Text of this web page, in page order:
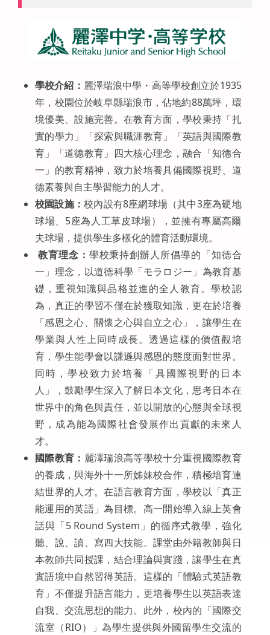
學校介紹： 麗澤瑞浪中學・高等學校創立於1935
年，校園位於岐阜縣瑞浪市，佔地約88萬坪，環
境優美、設施完善。在教育方面，學校秉持「扎
實的學力」「探索與職涯教育」「英語與國際教
育」「道德教育」四大核心理念，融合「知德合
一」的教育精神，致力於培養具備國際視野、道
德素養與自主學習能力的人才。
校園設施：校內設有8座網球場（其中3座為硬地
球場、5座為人工草皮球場），並擁有專屬高爾
夫球場，提供學生多樣化的體育活動環境。
教育理念： 學校秉持創辦人所倡導的「知德合
一」理念，以道德科學「モラロジー」為教育基
礎，重視知識與品格並進的全人教育。學校認
為，真正的學習不僅在於獲取知識，更在於培養
「感恩之心、關懷之心與自立之心」，讓學生在
學業與人性上同時成長。透過這樣的價值觀培
育，學生能學會以謙遜與感恩的態度面對世界。
同時，學校致力於培養「具國際視野的日本
人」，鼓勵學生深入了解日本文化，思考日本在
世界中的角色與責任，並以開放的心態與全球視
野，成為能為國際社會發展作出貢獻的未來人
才。
國際教育： 麗澤瑞浪高等學校十分重視國際教育
的養成，與海外十一所姊妹校合作，積極培育連
結世界的人才。在語言教育方面，學校以「真正
能運用的英語」為目標。高一開始導入線上英會
話與「5 Round System」的循序式教學，強化
聽、說、讀、寫四大技能。課堂由外籍教師與日
本教師共同授課，結合理論與實踐，讓學生在真
實語境中自然習得英語。這樣的「體驗式英語教
育」不僅提升語言能力，更培養學生以英語表達
自我、交流思想的能力。此外，校內的「國際交
流室（RIO）」為學生提供與外國留學生交流的